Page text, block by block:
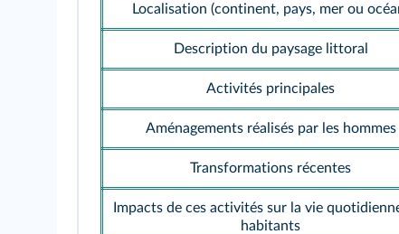
Localisation (continent, pays, mer ou
Description du paysage littoral
Activités principales
Aménagements réalisés par les hommes
Transformations récentes
Impacts de ces activités sur la vie
habitants